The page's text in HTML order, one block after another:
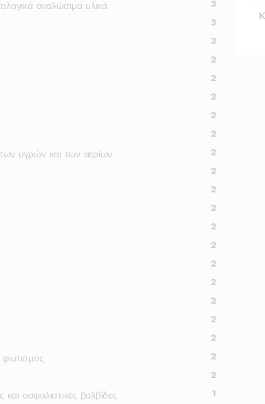
αναλώσιμα υλικά
3
3
3
2
2
2
2
2
υγρών και των αερίων
2
2
2
2
2
2
2
2
2
2
2
φωτισμός
2
2
ασφαλιστικές βαλβίδες
1